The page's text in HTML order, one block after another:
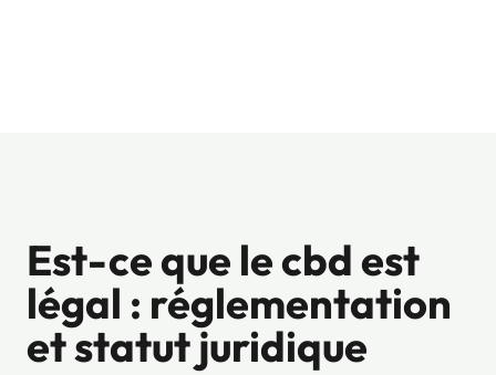
Est-ce que le cbd est
légal : réglementation
et statut juridique